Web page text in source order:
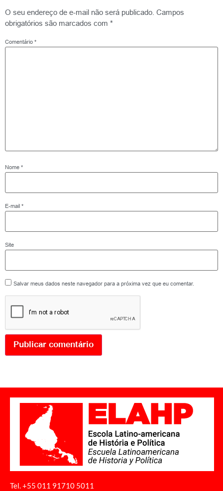
O seu endereço de e-mail não será publicado. Campos
obrigatórios são marcados com *
Comentário *
Nome *
E-mail *
Site
Salvar meus dados neste navegador para a próxima vez que eu comentar.
Tel. +55 011 91710 5011